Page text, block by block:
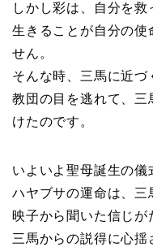
しかし彩は、自分を
生きることが自分の使
せん。
そんな時、三馬に近づ
教団の目を逃れて、三
けたのです。
いよいよ聖母誕生の儀
ハヤブサの運命は、三
映子から聞いた信じが
三馬からの説得に心揺